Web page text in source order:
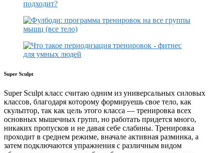
Super Sculpt
Super Sculpt класс считаю одним из универсальных силовых
классов, благодаря которому формируешь свое тело, как
скульптор, так как цель этого класса — тренировка всех
основных мышечных групп, но работать придется много,
никаких пропусков и не давая себе слабины. Тренировка
проходит в среднем режиме, вначале активная разминка, а
затем подключаются упражнения с различным видом